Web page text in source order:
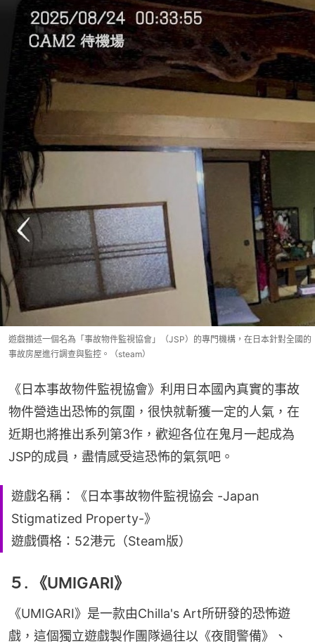
遊戲描述一個名為「事故物件監視協會」（JSP）的專門機構，在日本針對全國的
事故房屋進行調查與監控。（steam）
《日本事故物件監視協會》利用日本國內真實的事故
物件營造出恐怖的氛圍，很快就斬獲一定的人氣，在
近期也將推出系列第3作，歡迎各位在鬼月一起成為
JSP的成員，盡情感受這恐怖的氣氛吧。
遊戲名稱：《日本事故物件監視協会 -Japan
Stigmatized Property-》
遊戲價格：52港元（Steam版）
５. 《UMIGARI》
《UMIGARI》是一款由Chilla's Art所研發的恐怖遊
戲，這個獨立遊戲製作團隊過往以《夜間警備》、